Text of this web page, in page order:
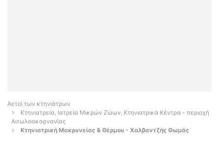
Αετοί των κτηνιάτρων
Κτηνιατρεία, Ιατρεία Μικρών Ζώων, Κτηνιατρικά Κέντρα - περιοχή
Αιτωλοακαρνανίας
Κτηνιατρική Μακρυνείας & Θέρμου - Χαλβαντζής Θωμάς